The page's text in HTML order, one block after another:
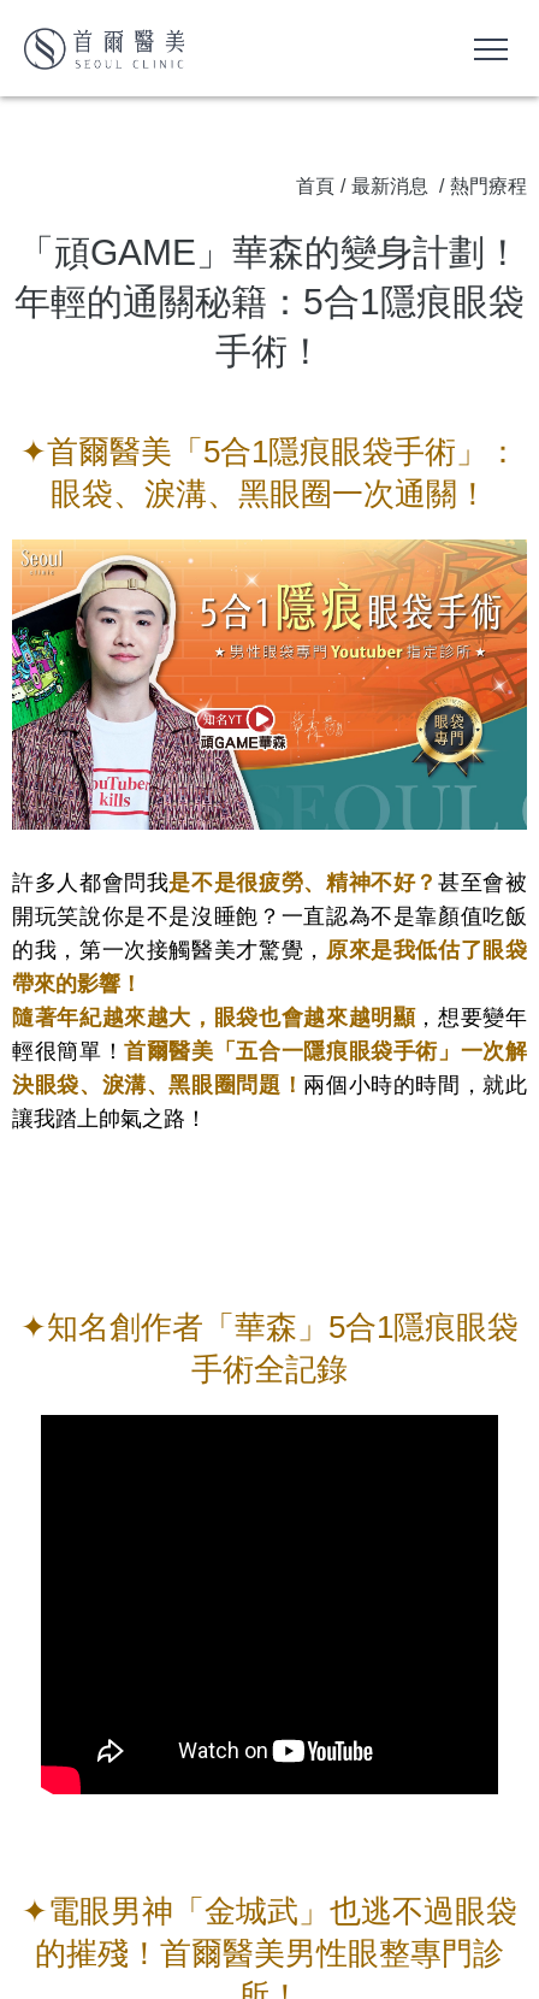
「頑GAME」華森的變身計劃！
年輕的通關秘籍：5合1隱痕眼袋
手術！
首頁 / 最新消息 / 熱門療程
✦首爾醫美「5合1隱痕眼袋手術」：
眼袋、淚溝、黑眼圈一次通關！
許多人都會問我是不是很疲勞、精神不好？甚至會被
開玩笑說你是不是沒睡飽？一直認為不是靠顏值吃飯
的我，第一次接觸醫美才驚覺， 原來是我低估了眼袋
帶來的影響！
隨著年紀越來越大，眼袋也會越來越明顯，想要變年
輕很簡單！首爾醫美「五合一隱痕眼袋手術」一次解
決眼袋、淚溝、黑眼圈問題！ 兩個小時的時間，就此
讓我踏上帥氣之路！
✦知名創作者「華森」5合1隱痕眼袋
手術全記錄
✦電眼男神「金城武」也逃不過眼袋
的摧殘！首爾醫美男性眼整專門診